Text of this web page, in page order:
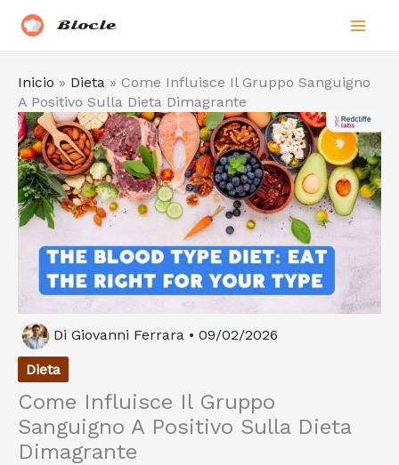
Biocle
Inicio » Dieta » Come Influisce Il Gruppo Sanguigno
A Positivo Sulla Dieta Dimagrante
Di Giovanni Ferrara • 09/02/2026
Dieta
Come Influisce Il Gruppo
Sanguigno A Positivo Sulla Dieta
Dimagrante